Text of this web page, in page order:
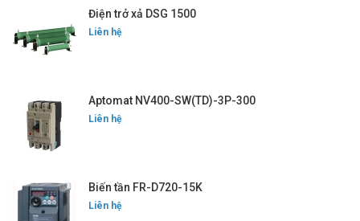
Điện trở xả DSG 1500
Liên hệ
Aptomat NV400-SW(TD)-3P-300
Liên hệ
Biến tần FR-D720-15K
Liên hệ